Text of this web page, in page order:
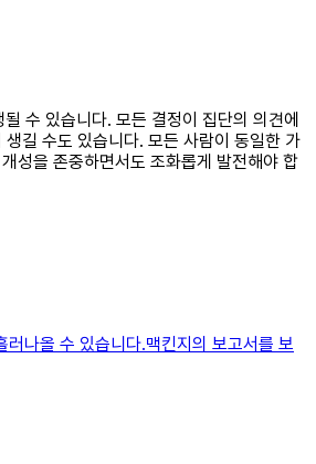
수 있습니다. 모든 결정이 집단의 의견에
길 수도 있습니다. 모든 사람이 동일한 가
성을 존중하면서도 조화롭게 발전해야 합
나올 수 있습니다.맥킨지의 보고서를 보